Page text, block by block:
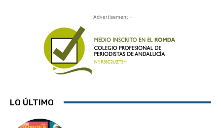
- Advertisement -
LO ÚLTIMO